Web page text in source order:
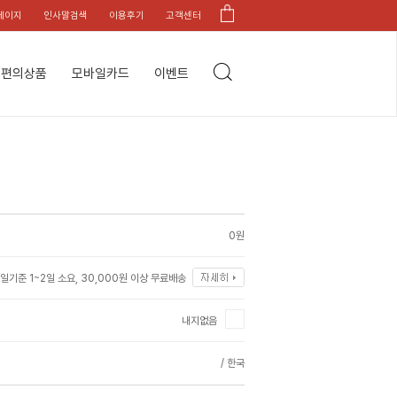
이지 인사말검색 이용후기 고객센터
편의상품 모바일카드 이벤트
0원
기준 1~2일 소요, 30,000원 이상 무료배송
내지없음
/ 한국